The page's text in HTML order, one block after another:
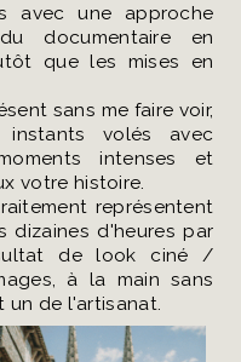
avec une approche
documentaire en
que les mises en
sans me faire voir,
instants volés avec
intenses et
votre histoire.
représentent
dizaines d'heures par
de look ciné /
à la main sans
un de l'artisanat.